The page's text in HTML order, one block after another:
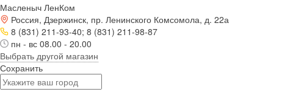
Масленыч ЛенКом
Россия, Дзержинск, пр. Ленинского Комсомола, д. 22а
8 (831) 211-93-40; 8 (831) 211-98-87
пн - вс 08.00 - 20.00
Выбрать другой магазин
Сохранить